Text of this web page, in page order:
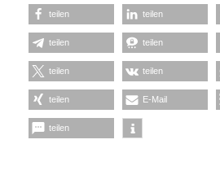
teilen teilen
teilen teilen
teilen teilen
teilen E-Mail
teilen